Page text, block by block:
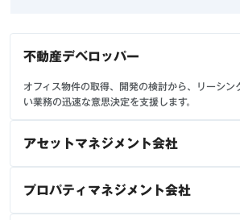
不動産デベロッパー
オフィス物件の取得、開発の検討から、リーシン
い業務の迅速な意思決定を支援します。
アセットマネジメント会社
プロパティマネジメント会社